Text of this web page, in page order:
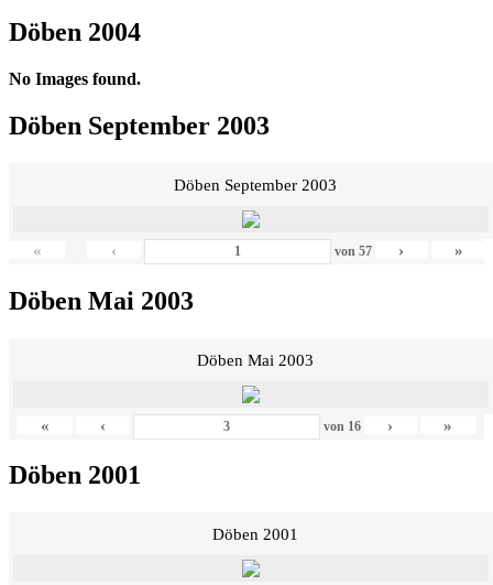
Döben 2004
No Images found.
Döben September 2003
Döben September 2003
« ‹ von 57 › »
Döben Mai 2003
Döben Mai 2003
« ‹ von 16 › »
Döben 2001
Döben 2001